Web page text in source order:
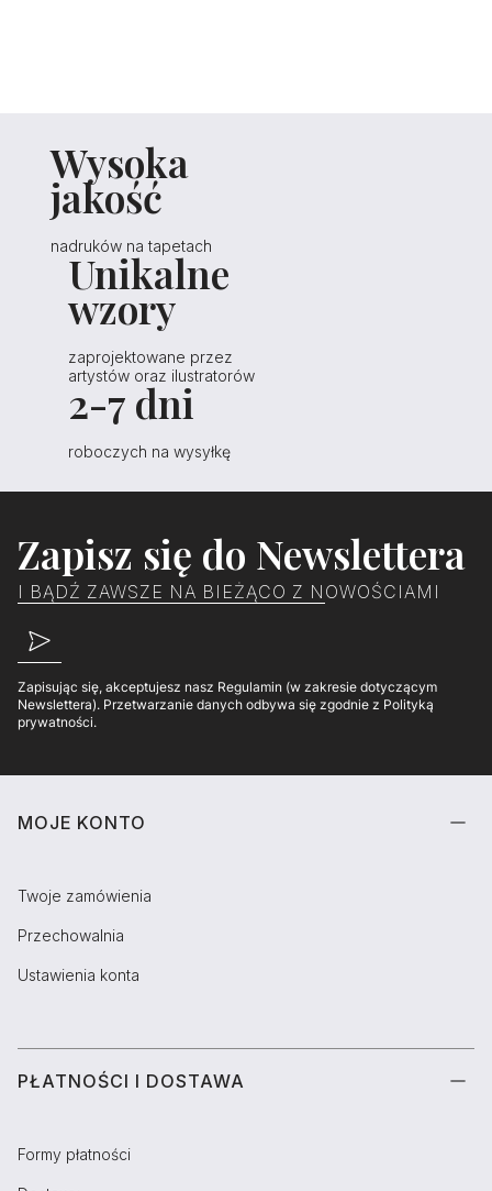
Wysoka
jakość
nadruków na tapetach
Unikalne
wzory
zaprojektowane przez
artystów oraz ilustratorów
2-7 dni
roboczych na wysyłkę
Zapisz się do Newslettera
I BĄDŹ ZAWSZE NA BIEŻĄCO Z NOWOŚCIAMI
Zapisując się, akceptujesz nasz Regulamin (w zakresie dotyczącym
Newslettera). Przetwarzanie danych odbywa się zgodnie z Polityką
prywatności.
Linki w stopce
MOJE KONTO
Twoje zamówienia
Przechowalnia
Ustawienia konta
PŁATNOŚCI I DOSTAWA
Formy płatności